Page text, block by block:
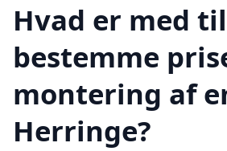
Hvad er med
bestemme
montering af
Herringe?